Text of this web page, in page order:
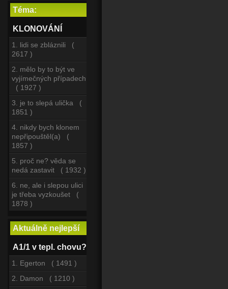
Téma:
KLONOVÁNÍ
1. lidi se zbláznili (
2617 )
2. mělo by to být ve
vyjímečných případech
( 1927 )
3. je to slepá ulička (
1851 )
4. nikdy bych klonem
nepřipouštěl(a) (
1857 )
5. proč ne? věda se
nedá zastavit ( 1932 )
6. ne, ale i slepou ulici
je třeba vyzkoušet (
1878 )
Aktuálně nejlepší
A1/1 v tepl. chovu?
1. Egerton ( 1491 )
2. Damon ( 1210 )